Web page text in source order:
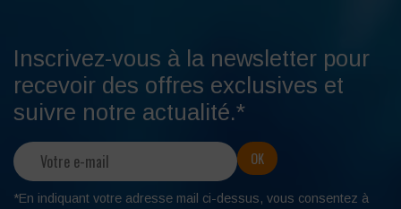
Inscrivez-vous à la newsletter pour
recevoir des offres exclusives et
suivre notre actualité.*
*En indiquant votre adresse mail ci-dessus, vous consentez à